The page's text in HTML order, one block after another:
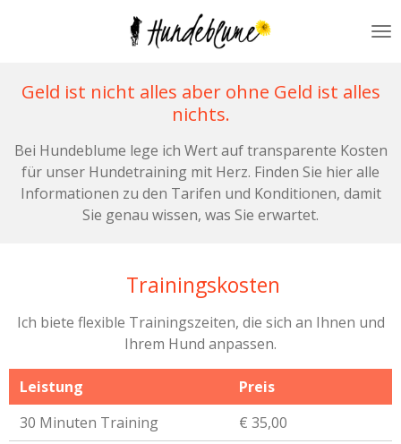
Geld ist nicht alles aber ohne Geld ist alles
nichts.
Bei Hundeblume lege ich Wert auf transparente Kosten
für unser Hundetraining mit Herz. Finden Sie hier alle
Informationen zu den Tarifen und Konditionen, damit
Sie genau wissen, was Sie erwartet.
Trainingskosten
Ich biete flexible Trainingszeiten, die sich an Ihnen und
Ihrem Hund anpassen.
Leistung
Preis
30 Minuten Training
€ 35,00